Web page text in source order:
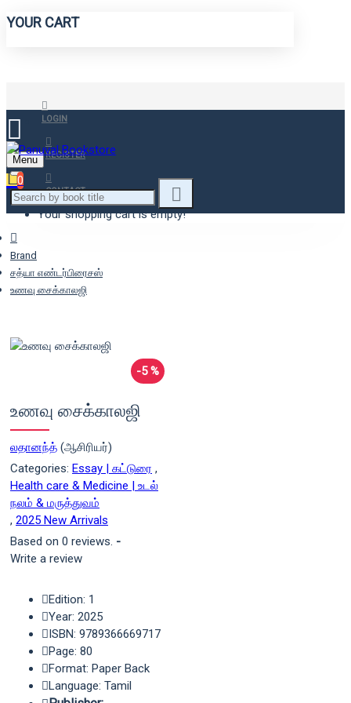
YOUR CART
LOGIN
REGISTER
CONTACT
Menu
0
Your shopping cart is empty!
Brand
சத்யா எண்டர்பிரைசஸ்
உணவு சைக்காலஜி
-5 %
உணவு சைக்காலஜி
லதானந்த் (ஆசிரியர்)
Categories: Essay | கட்டுரை ,
Health care & Medicine | உடல்
நலம் & மருத்துவம்
, 2025 New Arrivals
Based on 0 reviews. -
Write a review
Edition: 1
Year: 2025
ISBN: 9789366669717
Page: 80
Format: Paper Back
Language: Tamil